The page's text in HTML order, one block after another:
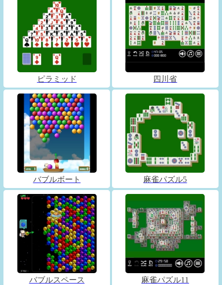
ピラミッド 四川省
バブルボート 麻雀パズル5
バブルスペース 麻雀パズル11